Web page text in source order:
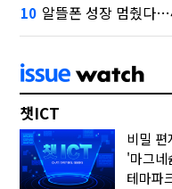
10 알뜰폰 성장 멈췄다
챗ICT
비밀